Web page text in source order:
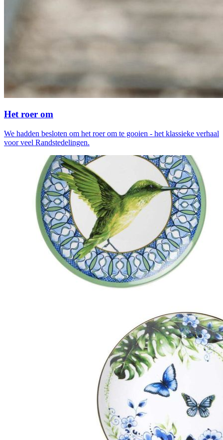
Het roer om
We hadden besloten om het roer om te gooien - het klassieke verhaal
voor veel Randstedelingen.